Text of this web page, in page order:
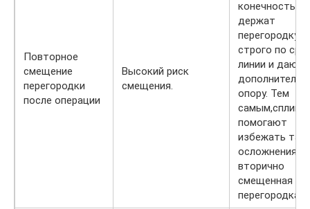
Повторное
смещение
перегородки
после операции
Высокий риск
смещения.
конечность,
держат
перегородку
строго по
линии и дают
опору. Тем
помогают
избежать
осложнения
вторично
смещенная
перегородка